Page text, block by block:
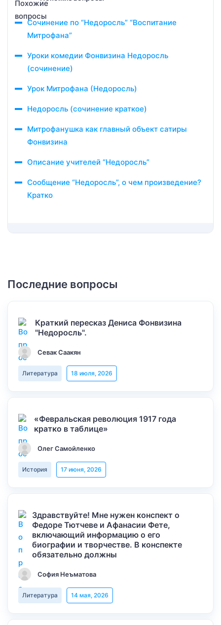
Сочинение по “Недоросль” “Воспитание
Митрофана”
Уроки комедии Фонвизина Недоросль
(сочинение)
Урок Митрофана (Недоросль)
Недоросль (сочинение краткое)
Митрофанушка как главный объект сатиры
Фонвизина
Описание учителей “Недоросль”
Сообщение “Недоросль”, о чем произведение?
Кратко
Последние вопросы
Краткий пересказ Дениса Фонвизина
"Недоросль".
Севак Саакян
Литература 18 июля, 2026
«Февральская революция 1917 года
кратко в таблице»
Олег Самойленко
История 17 июня, 2026
Здравствуйте! Мне нужен конспект о
Федоре Тютчеве и Афанасии Фете,
включающий информацию о его
биографии и творчестве. В конспекте
обязательно должны
София Неъматова
Литература 14 мая, 2026